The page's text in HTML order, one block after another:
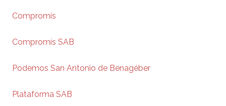
Compromís
Compromís SAB
Podemos San Antonio de Benagéber
Plataforma SAB